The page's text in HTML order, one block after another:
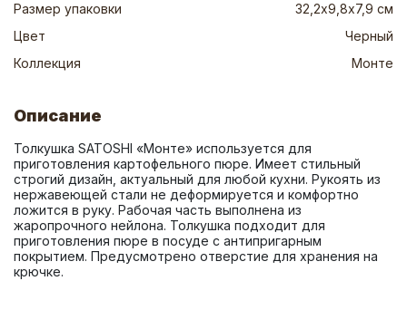
Размер упаковки
32,2х9,8х7,9 см
Цвет
Черный
Коллекция
Монте
Описание
Толкушка SATOSHI «Монте» используется для
приготовления картофельного пюре. Имеет стильный
строгий дизайн, актуальный для любой кухни. Рукоять из
нержавеющей стали не деформируется и комфортно
ложится в руку. Рабочая часть выполнена из
жаропрочного нейлона. Толкушка подходит для
приготовления пюре в посуде с антипригарным
покрытием. Предусмотрено отверстие для хранения на
крючке.